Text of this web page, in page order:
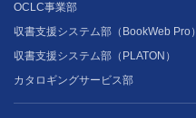
OCLC事業部
収書支援システム部（BookWeb Pro）
収書支援システム部（PLATON）
カタロギングサービス部